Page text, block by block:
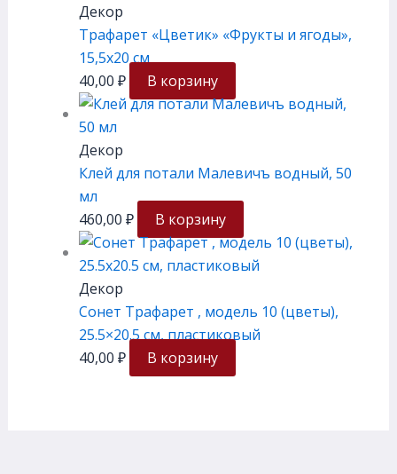
Декор
Трафарет «Цветик» «Фрукты и ягоды»,
15,5х20 см
40,00 ₽ В корзину
Декор
Клей для потали Малевичъ водный, 50
мл
460,00 ₽ В корзину
Декор
Сонет Трафарет , модель 10 (цветы),
25.5×20.5 см, плаcтиковый
40,00 ₽ В корзину